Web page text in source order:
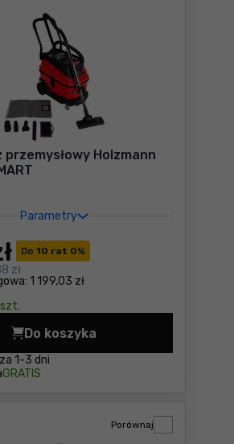
przemysłowy Holzmann
Parametry
Do 10 rat 0%
1 199,03 zł
zł
1-3 dni
GRATIS
Do koszyka
Odkurzacz przemysłowy
Porównaj